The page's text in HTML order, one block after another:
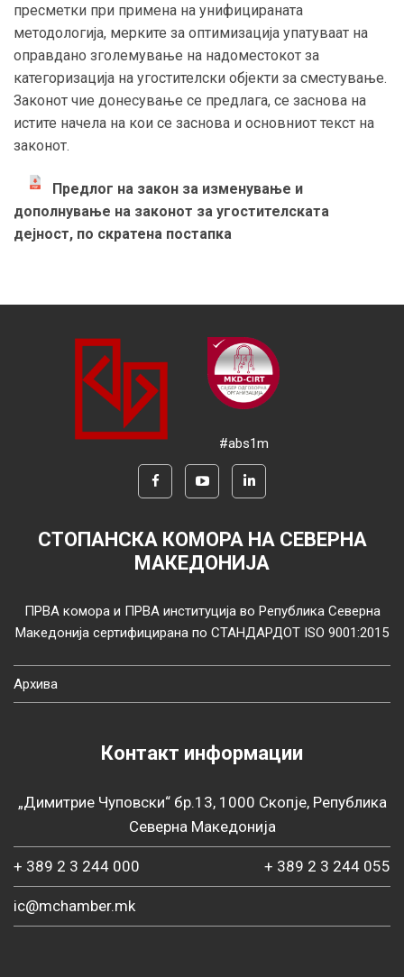
пресметки при примена на унифицираната
методологија, мерките за оптимизација упатуваат на
оправдано зголемување на надоместокот за
категоризација на угостителски објекти за сместување.
Законот чие донесување се предлага, се заснова на
истите начела на кои се заснова и основниот текст на
законот.
Предлог на закон за изменување и
дополнување на законот за угостителската
дејност, по скратена постапка
#abs1m
СТОПАНСКА КОМОРА НА СЕВЕРНА
МАКЕДОНИЈА
ПРВА комора и ПРВА институција во Република Северна
Македонија сертифицирана по СТАНДАРДОТ ISO 9001:2015
Архива
Контакт информации
„Димитрие Чуповски“ бр.13, 1000 Скопје, Република
Северна Македонија
+ 389 2 3 244 000 + 389 2 3 244 055
ic@mchamber.mk